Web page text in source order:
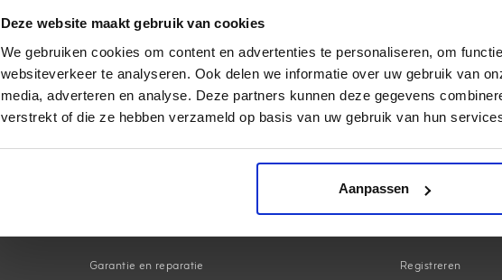
Deze website maakt gebruik van cookies
We gebruiken cookies om content en advertenties te personaliseren, om
websiteverkeer te analyseren. Ook delen we informatie over uw gebruik van
media, adverteren en analyse. Deze partners kunnen deze gegevens
verstrekt of die ze hebben verzameld op basis van uw gebruik van hun
Aanpassen
Garantie en reparatie
Mijn
Registreren